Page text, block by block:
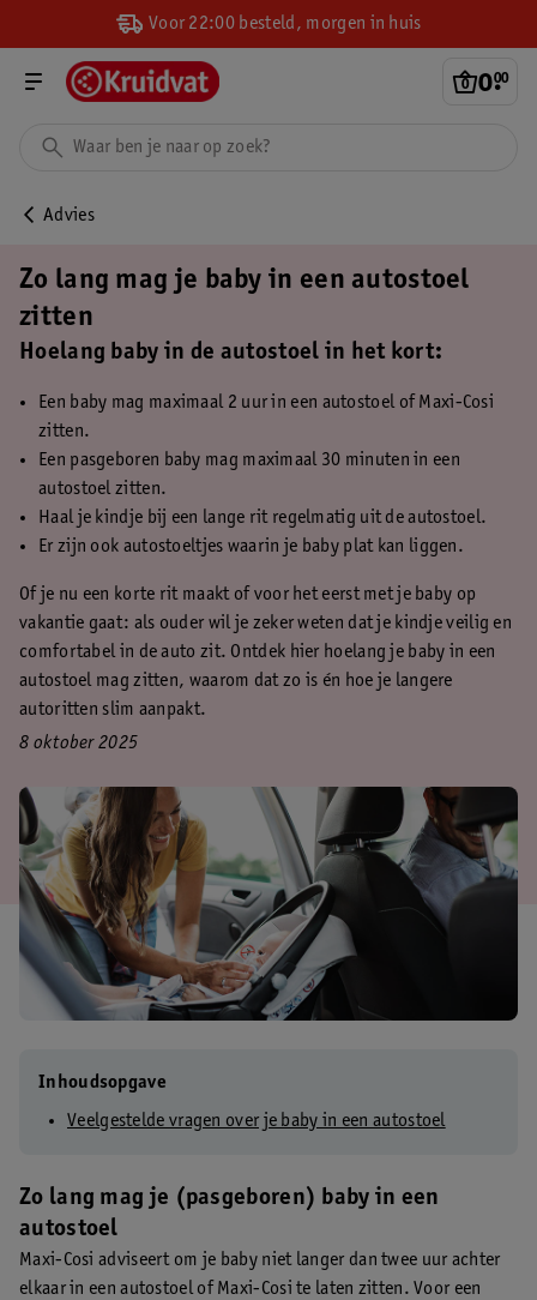
Voor 22:00 besteld, morgen in huis
0.
00
Advies
Zo lang mag je baby in een autostoel
zitten
Hoelang baby in de autostoel in het kort:
Een baby mag maximaal 2 uur in een autostoel of Maxi-Cosi
zitten.
Een pasgeboren baby mag maximaal 30 minuten in een
autostoel zitten.
Haal je kindje bij een lange rit regelmatig uit de autostoel.
Er zijn ook autostoeltjes waarin je baby plat kan liggen.
Of je nu een korte rit maakt of voor het eerst met je baby op
vakantie gaat: als ouder wil je zeker weten dat je kindje veilig en
comfortabel in de auto zit. Ontdek hier hoelang je baby in een
autostoel mag zitten, waarom dat zo is én hoe je langere
autoritten slim aanpakt.
8 oktober 2025
Inhoudsopgave
Veelgestelde vragen over je baby in een autostoel
Zo lang mag je (pasgeboren) baby in een
autostoel
Maxi-Cosi adviseert om je baby niet langer dan twee uur achter
elkaar in een autostoel of Maxi-Cosi te laten zitten. Voor een